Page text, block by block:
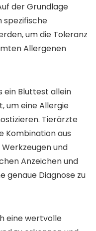
der Grundlage
spezifische
um die Toleranz
Allergenen
ein Bluttest allein
um eine Allergie
Tierärzte
Kombination aus
und
Anzeichen und
genaue Diagnose zu
eine wertvolle